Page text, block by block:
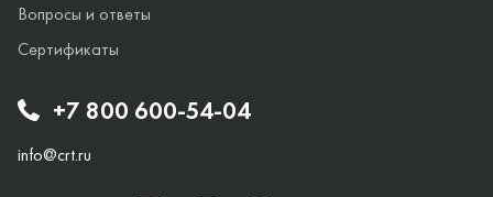
+7 800 600-54-04
info@crt.ru
Вопросы и ответы
Сертификаты